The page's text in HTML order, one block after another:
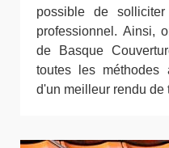
possible de
professionnel. Ainsi,
de Basque
toutes les méthodes
d'un meilleur rendu de